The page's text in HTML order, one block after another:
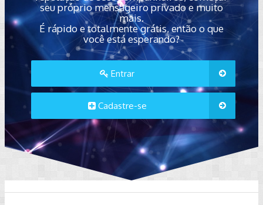
seu próprio mensageiro privado e muito
mais.
É rápido e totalmente grátis, então o que
você está esperando?
Entrar
Cadastre-se